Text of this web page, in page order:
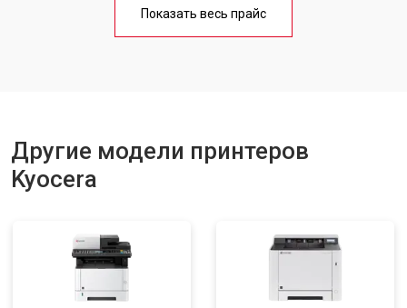
от 2600 ₽
Показать весь прайс
Другие модели принтеров
Kyocera